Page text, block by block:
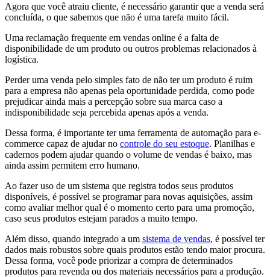
Agora que você atraiu cliente, é necessário garantir que a venda será
concluída, o que sabemos que não é uma tarefa muito fácil.
Uma reclamação frequente em vendas online é a falta de
disponibilidade de um produto ou outros problemas relacionados à
logística.
Perder uma venda pelo simples fato de não ter um produto é ruim
para a empresa não apenas pela oportunidade perdida, como pode
prejudicar ainda mais a percepção sobre sua marca caso a
indisponibilidade seja percebida apenas após a venda.
Dessa forma, é importante ter uma ferramenta de automação para e-
commerce capaz de ajudar no controle do seu estoque. Planilhas e
cadernos podem ajudar quando o volume de vendas é baixo, mas
ainda assim permitem erro humano.
Ao fazer uso de um sistema que registra todos seus produtos
disponíveis, é possível se programar para novas aquisições, assim
como avaliar melhor qual é o momento certo para uma promoção,
caso seus produtos estejam parados a muito tempo.
Além disso, quando integrado a um sistema de vendas, é possível ter
dados mais robustos sobre quais produtos estão tendo maior procura.
Dessa forma, você pode priorizar a compra de determinados
produtos para revenda ou dos materiais necessários para a produção.